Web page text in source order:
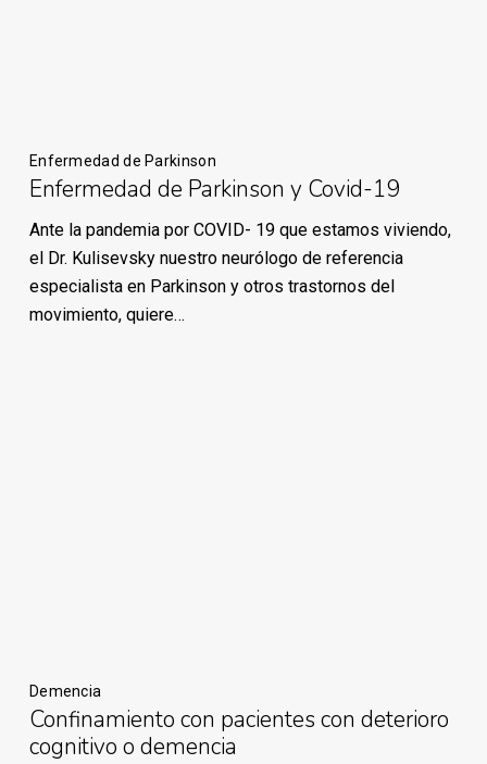
Enfermedad de Parkinson
Enfermedad de Parkinson y Covid-19
Ante la pandemia por COVID- 19 que estamos viviendo,
el Dr. Kulisevsky nuestro neurólogo de referencia
especialista en Parkinson y otros trastornos del
movimiento, quiere…
Demencia
Confinamiento con pacientes con deterioro
cognitivo o demencia